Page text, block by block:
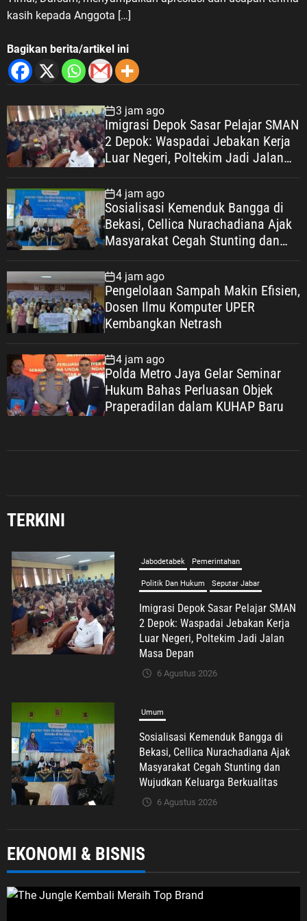
kasih kepada Anggota […]
Bagikan berita/artikel ini
3 jam ago
Imigrasi Depok Sasar Pelajar SMAN
2 Depok: Waspadai Jebakan Kerja
Luar Negeri, Poltekim Jadi Jalan
4 jam ago
Sosialisasi Kemenduk Bangga di
Bekasi, Cellica Nurachadiana Ajak
Masyarakat Cegah Stunting dan
4 jam ago
Pengelolaan Sampah Makin Efisien,
Dosen Ilmu Komputer UPER
Kembangkan Netrash
4 jam ago
Polda Metro Jaya Gelar Seminar
Hukum Bahas Perluasan Objek
Praperadilan dalam KUHAP Baru
TERKINI
Umum
Sosialisasi Kemenduk Bangga di
Bekasi, Cellica Nurachadiana Ajak
Masyarakat Cegah Stunting dan
Wujudkan Keluarga Berkualitas
6 Agustus 2026
Pengelolaan Sampah Makin Efisien,
Dosen Ilmu Komputer UPER
Kembangkan Netrash
6 Agustus 2026
Polda Metro Jaya Gelar Seminar
Hukum Bahas Perluasan Objek
Praperadilan dalam KUHAP Baru
EKONOMI & BISNIS